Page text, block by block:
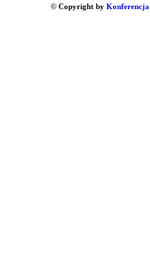
© Copyright by Konferencja